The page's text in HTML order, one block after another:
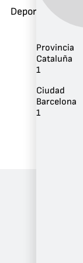
Deportes
Provincia
Cataluña
1
Ciudad
Barcelona
1